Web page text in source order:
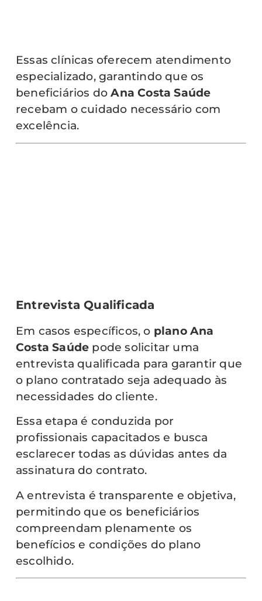
Essas clínicas oferecem atendimento
especializado, garantindo que os
beneficiários doAna Costa Saúde
recebam o cuidado necessário com
excelência.
Entrevista Qualificada
Em casos específicos, o plano Ana
Costa Saúde pode solicitar uma
entrevista qualificada para garantir que
o plano contratado seja adequado às
necessidades do cliente.
Essa etapa é conduzida por
profissionais capacitados e busca
esclarecer todas as dúvidas antes da
assinatura do contrato.
A entrevista é transparente e objetiva,
permitindo que os beneficiários
compreendam plenamente os
benefícios e condições do plano
escolhido.